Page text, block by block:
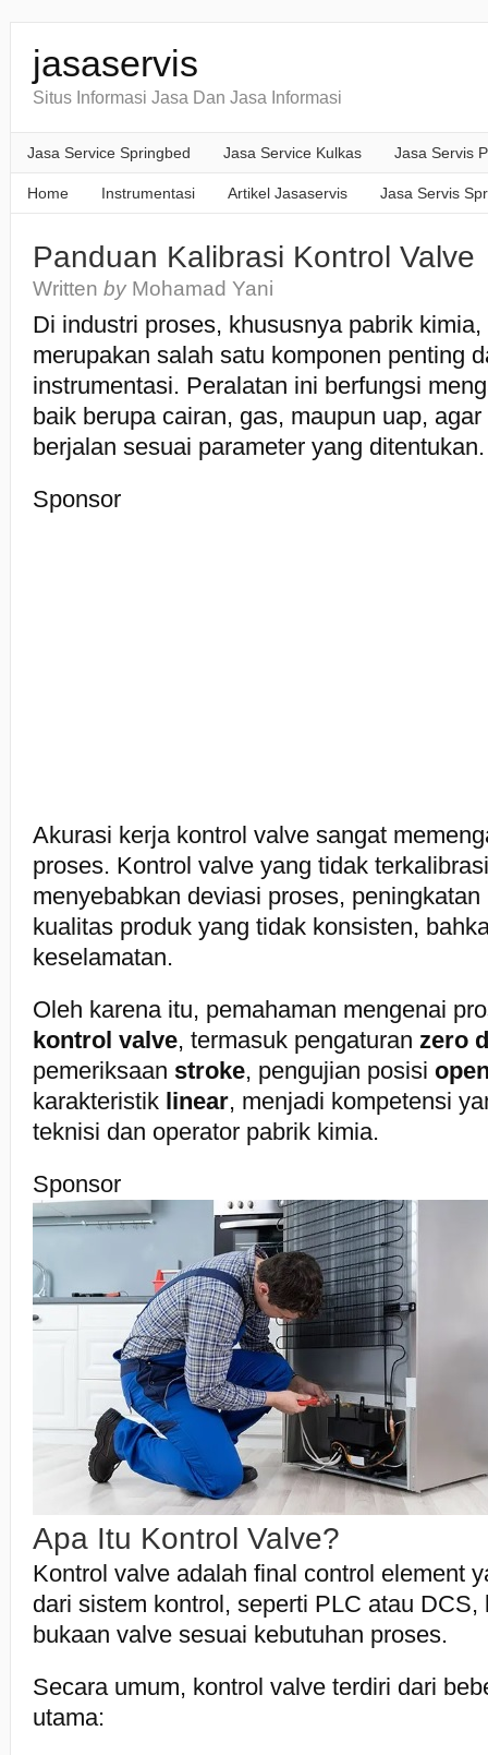
jasaservis
Situs Informasi Jasa Dan Jasa Informasi
Jasa Service Springbed Jasa Service Kulkas Jasa Servis
Home Instrumentasi Artikel Jasaservis Jasa Servis
Panduan Kalibrasi Kontrol Valve
Written by Mohamad Yani
Di industri proses, khususnya pabrik kimia,
merupakan salah satu komponen penting
instrumentasi. Peralatan ini berfungsi
baik berupa cairan, gas, maupun uap,
berjalan sesuai parameter yang ditentukan.
Sponsor
Akurasi kerja kontrol valve sangat
proses. Kontrol valve yang tidak
menyebabkan deviasi proses,
kualitas produk yang tidak konsisten,
keselamatan.
Oleh karena itu, pemahaman mengenai
kontrol valve, termasuk pengaturan zero
pemeriksaan stroke, pengujian posisi
karakteristik linear, menjadi kompetensi
teknisi dan operator pabrik kimia.
Sponsor
Apa Itu Kontrol Valve?
Kontrol valve adalah final control element
dari sistem kontrol, seperti PLC atau DCS,
bukaan valve sesuai kebutuhan proses.
Secara umum, kontrol valve terdiri dari
utama: